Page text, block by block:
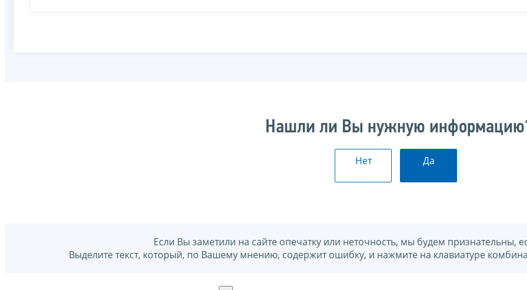
Нашли ли Вы нужную
Нет Да
Если Вы заметили на сайте опечатку или неточность, мы будем признательны,
Выделите текст, который, по Вашему мнению, содержит ошибку, и нажмите на клавиатуре